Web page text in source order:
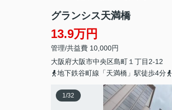
グランシス天満橋
13.9万円
管理/共益費 10,000円
大阪府大阪市中央区島町 １丁目2-12
地下鉄谷町線「天満橋」駅徒歩4分
1/32